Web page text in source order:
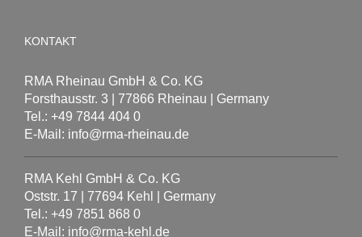
KONTAKT
RMA Rheinau GmbH & Co. KG
Forsthausstr. 3 | 77866 Rheinau | Germany
Tel.: +49 7844 404 0
E-Mail: info@rma-rheinau.de
RMA Kehl GmbH & Co. KG
Oststr. 17 | 77694 Kehl | Germany
Tel.: +49 7851 868 0
E-Mail: info@rma-kehl.de